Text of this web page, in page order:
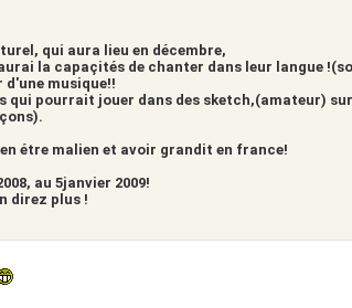
qui aura lieu en décembre,
la capaçités de chanter dans leur langue
musique!!
qui pourrait jouer dans des sketch,(amateur)
étre malien et avoir grandit en france!
au 5janvier 2009!
direz plus !